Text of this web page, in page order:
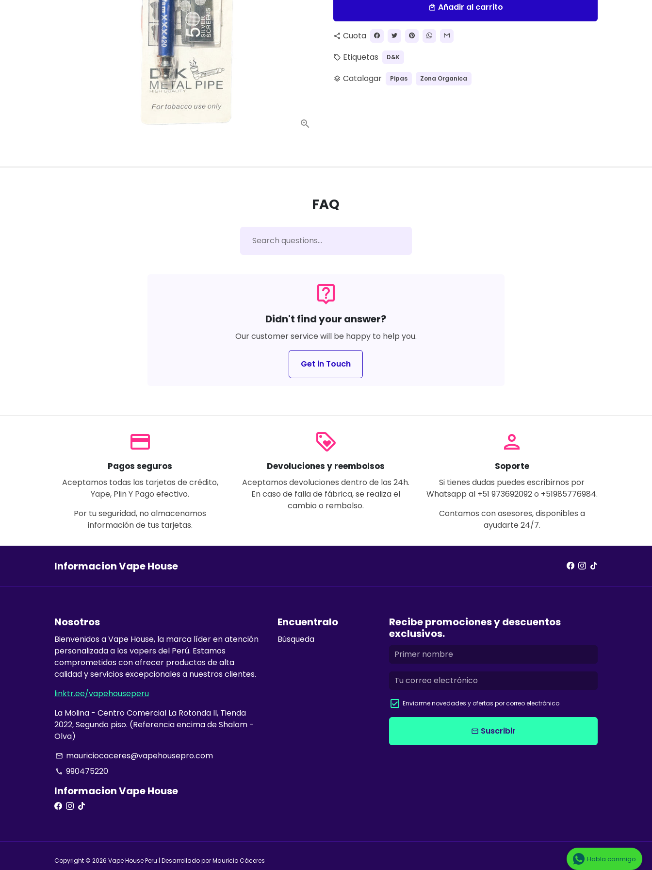
local_mall Añadir al carrito
share Cuota
local_offer Etiquetas D&K
layers Catalogar Pipas Zona Organica
FAQ
live_help
Didn't find your answer?
Our customer service will be happy to help you.
Get in Touch
payment
Pagos seguros
Aceptamos todas las tarjetas de crédito,
Yape, Plin Y Pago efectivo.
Por tu seguridad, no almacenamos
información de tus tarjetas.
loyalty
Devoluciones y reembolsos
Aceptamos devoluciones dentro de las 24h.
En caso de falla de fábrica, se realiza el
cambio o rembolso.
person
Soporte
Si tienes dudas puedes escribirnos por
Whatsapp al +51 973692092 o +51985776984.
Contamos con asesores, disponibles a
ayudarte 24/7.
Informacion Vape House
Nosotros
Bienvenidos a Vape House, la marca líder en atención
personalizada a los vapers del Perú. Estamos
comprometidos con ofrecer productos de alta
calidad y servicios excepcionales a nuestros clientes.
linktr.ee/vapehouseperu
La Molina - Centro Comercial La Rotonda II, Tienda
2022, Segundo piso. (Referencia encima de Shalom -
Olva)
email mauriciocaceres@vapehousepro.com
phone 990475220
Informacion Vape House
Encuentralo
Búsqueda
Recibe promociones y descuentos
exclusivos.
Enviarme novedades y ofertas por correo electrónico
email Suscribir
Copyright © 2026 Vape House Peru | Desarrollado por Mauricio Cáceres Habla conmigo